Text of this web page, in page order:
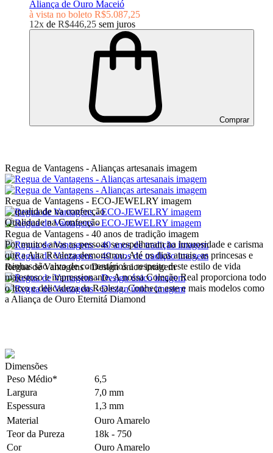
Aliança de Ouro Maceió
à vista no boleto R$5.087,25
12x de R$446,25 sem juros
Comprar
Regua de Vantagens - Alianças artesanais imagem
Regua de Vantagens - ECO-JEWELRY imagem
Regua de Vantagens - 40 anos de tradição imagem
Regua de Vantagens - Design único imagem
Qualidade na Confecção
Por muitos anos as pessoas se espelharam na luxuosidade e carisma
que a Alta Realeza demonstrou. Até os dias atuais, as princesas e
rainhas são alvo de comentários a respeito deste estilo de vida
majestoso e impressionante. A nossa Coleção Real proporciona todo
o luxo e delicadeza da Realeza. Conheça este e mais modelos como
a Aliança de Ouro Eternitá Diamond
Dimensões
Peso Médio*
6,5
Largura
7,0 mm
Espessura
1,3 mm
Material
Ouro Amarelo
Teor da Pureza
18k - 750
Cor
Ouro Amarelo